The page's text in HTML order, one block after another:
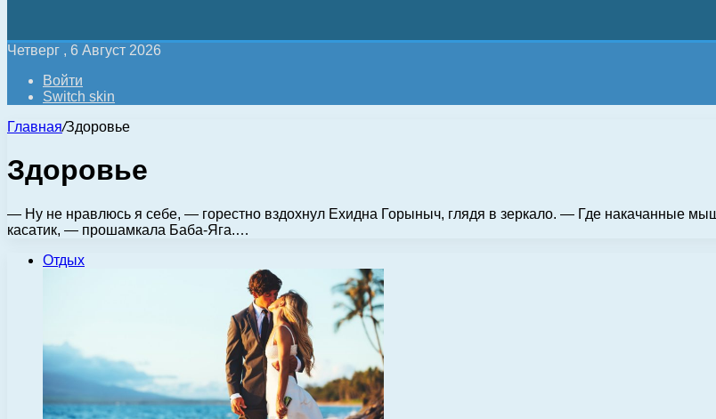
Четверг , 6 Август 2026
Войти
Switch skin
Главная/Здоровье
Здоровье
— Ну не нравлюсь я себе, — горестно вздохнул Ехидна Горыныч, глядя в зеркало. — Где накачанные
касатик, — прошамкала Баба-Яга.…
Отдых